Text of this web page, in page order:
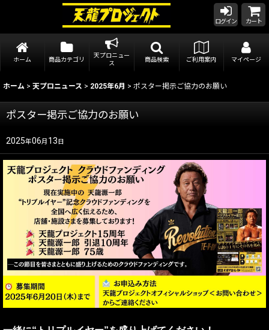
ログイン カート
ホーム 商品カテゴリ
天プロニュー
ス
商品検索 ご利用案内 マイページ
ホーム > 天プロニュース > 2025年6月 > ポスター掲示ご協力のお願い
ポスター掲示ご協力のお願い
2025年06月 13 日